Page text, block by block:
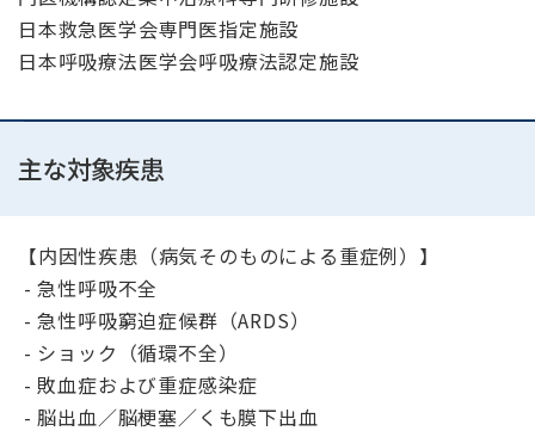
日本救急医学会専門医指定施設
日本呼吸療法医学会呼吸療法認定施設
主な対象疾患
【内因性疾患（病気そのものによる重症例）】
- 急性呼吸不全
- 急性呼吸窮迫症候群（ARDS）
- ショック（循環不全）
- 敗血症および重症感染症
- 脳出血／脳梗塞／くも膜下出血